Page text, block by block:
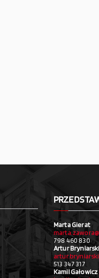
Marta Gierat
798 460 830
Artur
513 347 317
Kamil Gałowicz